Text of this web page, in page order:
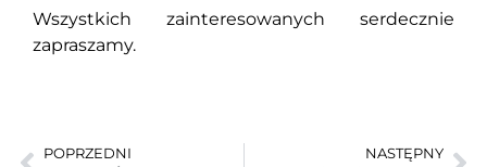
Wszystkich zainteresowanych serdecznie
zapraszamy.
POPRZEDNI NASTĘPNY